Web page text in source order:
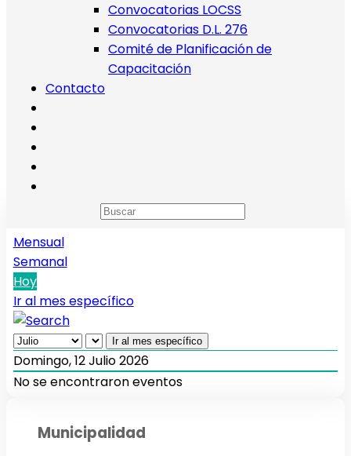
Convocatorias LOCSS
Convocatorias D.L. 276
Comité de Planificación de
Capacitación
Contacto
Calendario de eventos
Mensual
Semanal
Hoy
Ir al mes específico
Ir al mes específico
Domingo, 12 Julio 2026
No se encontraron eventos
Municipalidad